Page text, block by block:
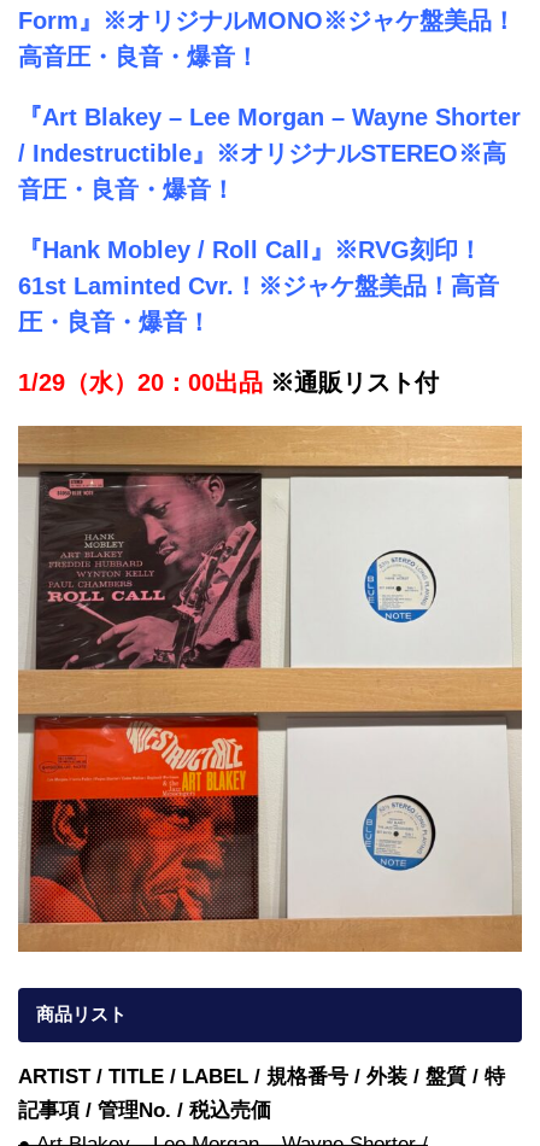
Form』※オリジナルMONO※ジャケ盤美品！
高音圧・良音・爆音！
『Art Blakey – Lee Morgan – Wayne Shorter
/ Indestructible』※オリジナルSTEREO※高
音圧・良音・爆音！
『Hank Mobley / Roll Call』※RVG刻印！
61st Laminted Cvr.！※ジャケ盤美品！高音
圧・良音・爆音！
1/29（水）20：00出品 ※通販リスト付
商品リスト
ARTIST / TITLE / LABEL / 規格番号 / 外装 / 盤質 / 特
記事項 / 管理No. / 税込売価